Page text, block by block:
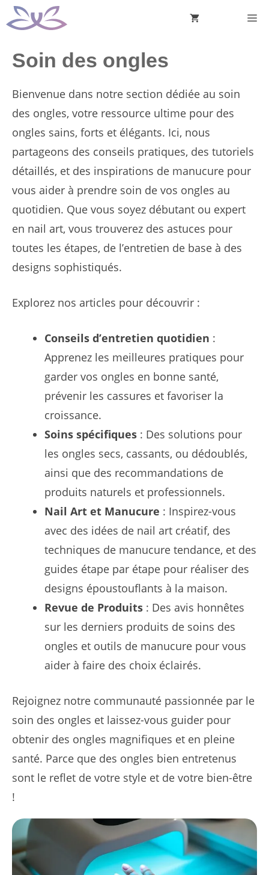
Aller
au
Soin des ongles
Bienvenue dans notre section dédiée au soin
des ongles, votre ressource ultime pour des
ongles sains, forts et élégants. Ici, nous
partageons des conseils pratiques, des tutoriels
détaillés, et des inspirations de manucure pour
vous aider à prendre soin de vos ongles au
quotidien. Que vous soyez débutant ou expert
en nail art, vous trouverez des astuces pour
toutes les étapes, de l’entretien de base à des
designs sophistiqués.
Explorez nos articles pour découvrir :
Conseils d’entretien quotidien :
Apprenez les meilleures pratiques pour
garder vos ongles en bonne santé,
prévenir les cassures et favoriser la
croissance.
Soins spécifiques : Des solutions pour
les ongles secs, cassants, ou dédoublés,
ainsi que des recommandations de
produits naturels et professionnels.
Nail Art et Manucure : Inspirez-vous
avec des idées de nail art créatif, des
techniques de manucure tendance, et des
guides étape par étape pour réaliser des
designs époustouflants à la maison.
Revue de Produits : Des avis honnêtes
sur les derniers produits de soins des
ongles et outils de manucure pour vous
aider à faire des choix éclairés.
Rejoignez notre communauté passionnée par le
soin des ongles et laissez-vous guider pour
obtenir des ongles magnifiques et en pleine
santé. Parce que des ongles bien entretenus
sont le reflet de votre style et de votre bien-être
!